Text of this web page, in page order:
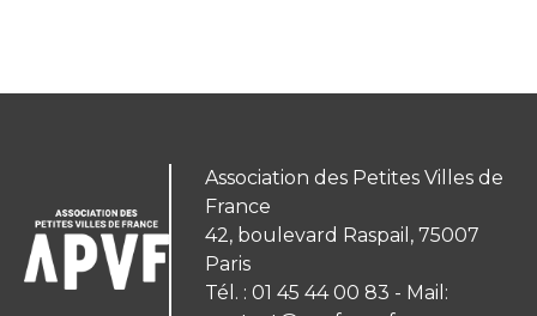
Association des Petites Villes de
France
42, boulevard Raspail, 75007
Paris
Tél. : 01 45 44 00 83 - Mail: